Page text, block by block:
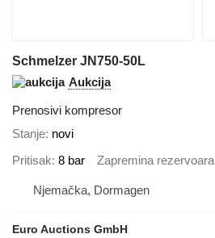
Schmelzer JN750-50L
Aukcija
Prenosivi kompresor
Stanje novi
Pritisak 8 bar Zapremina rezervoara
Njemačka, Dormagen
Euro Auctions GmbH